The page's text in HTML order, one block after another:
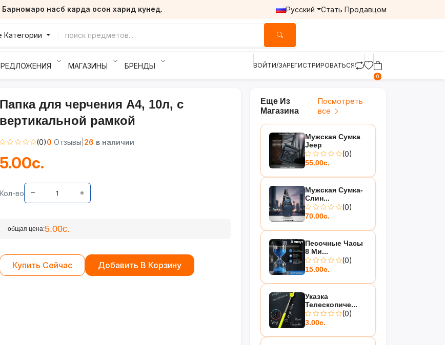
Барномаро насб карда осон харид кунед. Русский Стать Продавцом
Категории
МАГАЗИНЫ БРЕНДЫ ВОЙТИ/ЗАРЕГИСТРИРОВАТЬСЯ
0
Папка для черчения А4, 10л, с
вертикальной рамкой
(0)0 Отзывы 26 в наличии
5.00с.
Кол-во
общая цена:5.00с.
Купить Сейчас Добавить В Корзину
Еще Из
Магазина
Посмотреть
все
Мужская Сумка
Jeep
(0)
55.00с.
Мужская Сумка-
Слин...
(0)
70.00с.
Песочные Часы
8 Ми...
(0)
15.00с.
Указка
Телескопиче...
(0)
3.00с.